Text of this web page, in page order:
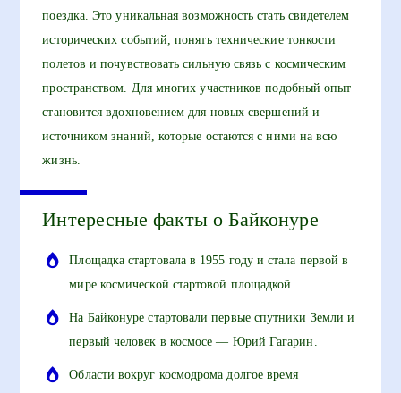
поездка. Это уникальная возможность стать свидетелем
исторических событий, понять технические тонкости
полетов и почувствовать сильную связь с космическим
пространством. Для многих участников подобный опыт
становится вдохновением для новых свершений и
источником знаний, которые остаются с ними на всю
жизнь.
Интересные факты о Байконуре
Площадка стартовала в 1955 году и стала первой в
мире космической стартовой площадкой.
На Байконуре стартовали первые спутники Земли и
первый человек в космосе — Юрий Гагарин.
Области вокруг космодрома долгое время